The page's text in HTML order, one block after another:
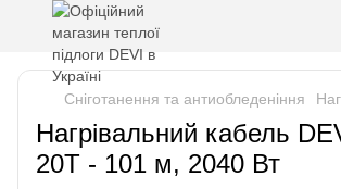
Сніготанення та антиобледеніння
Нагрівальний кабель
20T - 101 м, 2040 Вт